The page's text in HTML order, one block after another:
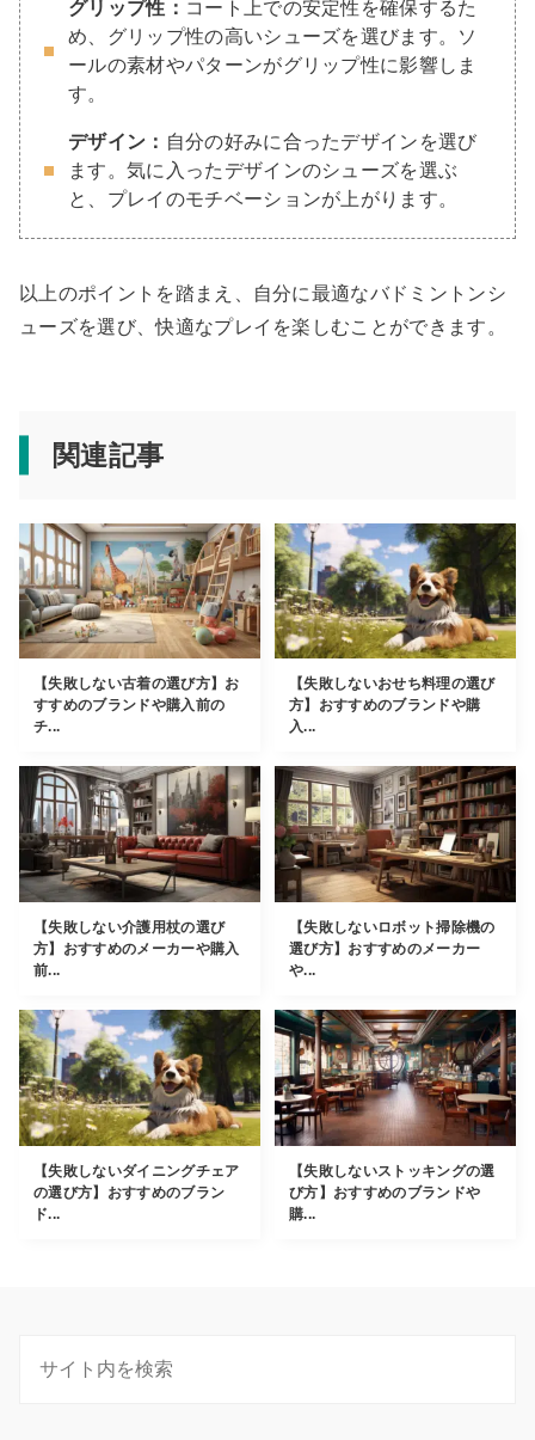
グリップ性： コート上での安定性を確保するた
め、グリップ性の高いシューズを選びます。ソ
ールの素材やパターンがグリップ性に影響しま
す。
デザイン： 自分の好みに合ったデザインを選び
ます。気に入ったデザインのシューズを選ぶ
と、プレイのモチベーションが上がります。
以上のポイントを踏まえ、自分に最適なバドミントンシ
ューズを選び、快適なプレイを楽しむことができます。
関連記事
【失敗しない古着の選び方】お
すすめのブランドや購入前の
チ...
【失敗しないおせち料理の選び
方】おすすめのブランドや購
入...
【失敗しない介護用杖の選び
方】おすすめのメーカーや購入
前...
【失敗しないロボット掃除機の
選び方】おすすめのメーカー
や...
【失敗しないダイニングチェア
の選び方】おすすめのブラン
ド...
【失敗しないストッキングの選
び方】おすすめのブランドや
購...